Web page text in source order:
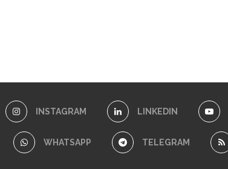
INSTAGRAM LINKEDIN
WHATSAPP TELEGRAM